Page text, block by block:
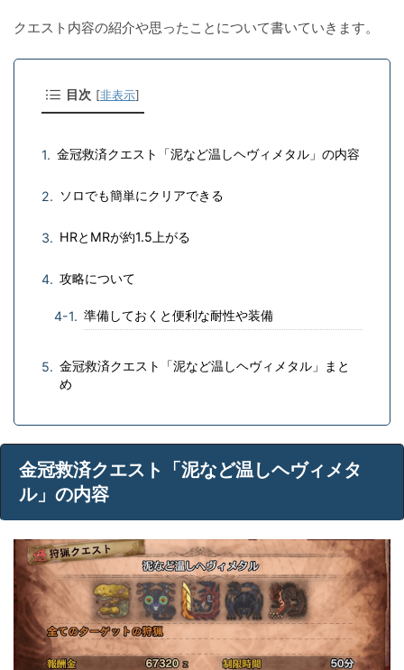
クエスト内容の紹介や思ったことについて書いていきます。
目次 [非表示]
金冠救済クエスト「泥など温しヘヴィメタル」の内容
ソロでも簡単にクリアできる
HRとMRが約1.5上がる
攻略について
準備しておくと便利な耐性や装備
金冠救済クエスト「泥など温しヘヴィメタル」まと
め
金冠救済クエスト「泥など温しヘヴィメタ
ル」の内容